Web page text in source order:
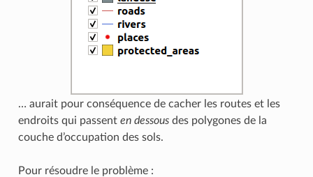
… aurait pour conséquence de cacher les routes et les
endroits qui passent en dessousdes polygones de la
couche d’occupation des sols.
Pour résoudre le problème :